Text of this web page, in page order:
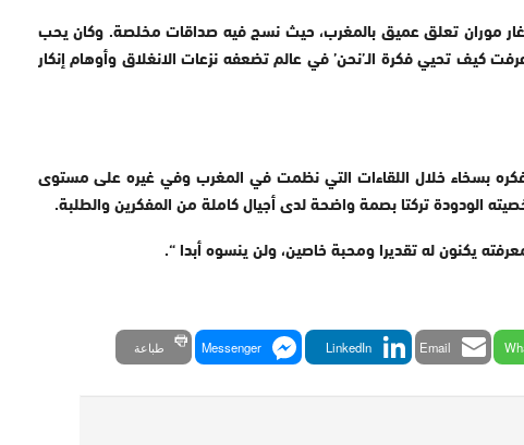
موران تعلق عميق بالمغرب، حيث نسج فيه صداقات مخلصة. وكان يحب
عرفت كيف تحيي فكرة الـ’نحن’ في عالم تضعفه نزعات الانغلاق وأوهام إنكار
بسخاء خلال اللقاءات التي نظمت في المغرب وفي غيره على مستوى
الودودة تركتا بصمة واضحة لدى أجيال كاملة من المفكرين والطلبة.
يكنون له تقديرا ومحبة خاصين، ولن ينسوه أبدا“.
Email
LinkedIn
Messenger طباعة